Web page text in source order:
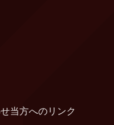
当方へのリンク